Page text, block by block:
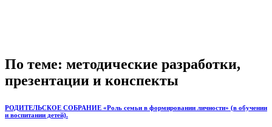
По теме: методические разработки,
презентации и конспекты
РОДИТЕЛЬСКОЕ СОБРАНИЕ «Роль семьи в формировании личности» (в обучении
и воспитании детей).